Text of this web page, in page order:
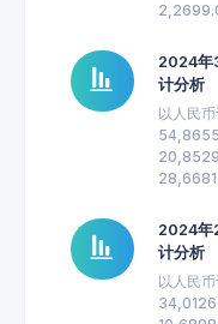
2024年
计分析
以人民
2024年
计分析
以人民